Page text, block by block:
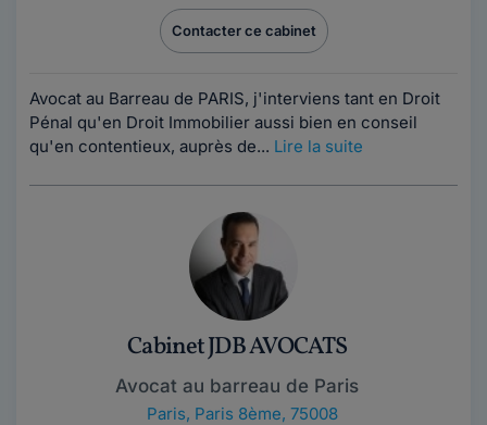
Contacter ce cabinet
Avocat au Barreau de PARIS, j'interviens tant en Droit
Pénal qu'en Droit Immobilier aussi bien en conseil
qu'en contentieux, auprès de... Lire la suite
Cabinet JDB AVOCATS
Avocat au barreau de Paris
Paris, Paris 8ème, 75008